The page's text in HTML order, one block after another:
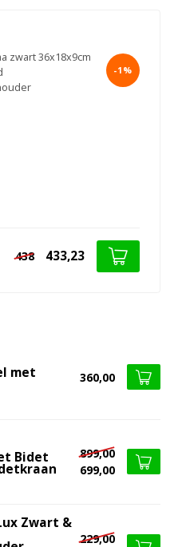
zwart 36x18x9cm
-1%
438 433,23
met 360,00
Bidet
899,00
699,00
Zwart &
229,00